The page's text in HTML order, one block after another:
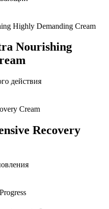
Nourishing
действия
Recovery